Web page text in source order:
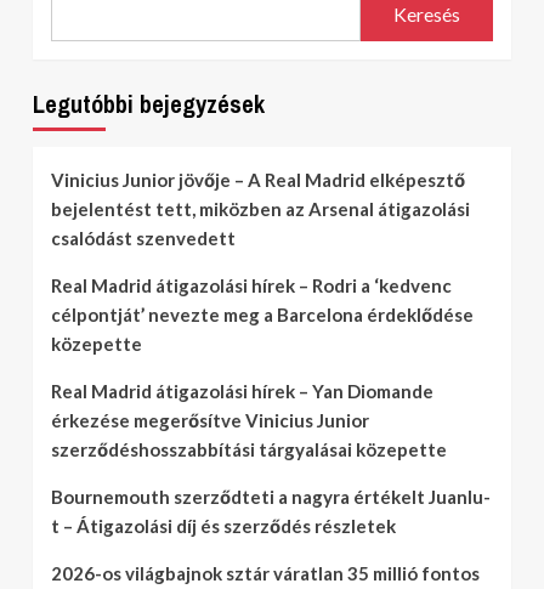
Keresés
Legutóbbi bejegyzések
Vinicius Junior jövője – A Real Madrid elképesztő
bejelentést tett, miközben az Arsenal átigazolási
csalódást szenvedett
Real Madrid átigazolási hírek – Rodri a ‘kedvenc
célpontját’ nevezte meg a Barcelona érdeklődése
közepette
Real Madrid átigazolási hírek – Yan Diomande
érkezése megerősítve Vinicius Junior
szerződéshosszabbítási tárgyalásai közepette
Bournemouth szerződteti a nagyra értékelt Juanlu-
t – Átigazolási díj és szerződés részletek
2026-os világbajnok sztár váratlan 35 millió fontos